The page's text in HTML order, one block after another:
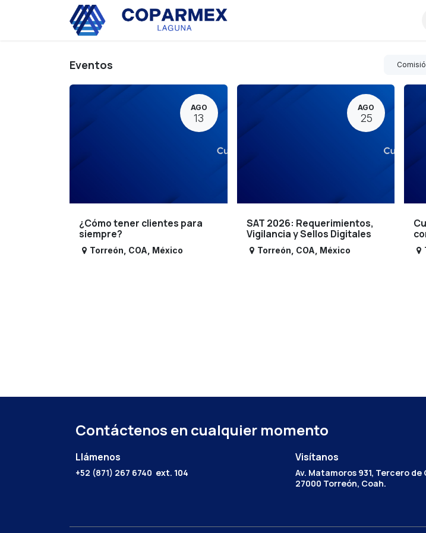
Eventos
AGO
13
¿Cómo tener clientes para
siempre?
Torreón COA México
AGO
25
SAT 2026: Requerimientos,
Vigilancia y Sellos Digitales
Torreón COA México
Contáctenos en cualquier momento
Llámenos
+52 (871) 267 6740 ext. 104
Visítanos
Av. Matamoros 931, Tercero
27000 Torreón, Coah.